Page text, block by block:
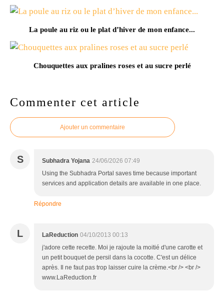
La poule au riz ou le plat d’hiver de mon enfance...
Chouquettes aux pralines roses et au sucre perlé
Commenter cet article
Ajouter un commentaire
S Subhadra Yojana 24/06/2026 07:49
Using the Subhadra Portal saves time because important
services and application details are available in one place.
Répondre
L LaReduction 04/10/2013 00:13
j'adore cette recette. Moi je rajoute la moitié d'une carotte et
un petit bouquet de persil dans la cocotte. C'est un délice
après. Il ne faut pas trop laisser cuire la crème.<br /> <br />
www.LaReduction.fr